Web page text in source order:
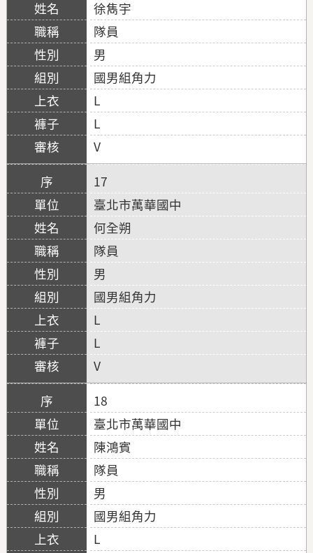
徐雋宇
隊員
男
國男組角力
L
L
V
17
臺北市萬華國中
何全朔
隊員
男
國男組角力
L
L
V
18
臺北市萬華國中
陳鴻賓
隊員
男
國男組角力
L